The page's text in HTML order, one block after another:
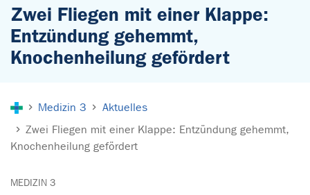
Zwei Fliegen mit einer Klappe:
Entzündung gehemmt,
Knochenheilung gefördert
Medizin 3
Aktuelles
Zwei Fliegen mit einer Klappe: Entzündung gehemmt,
Knochenheilung gefördert
MEDIZIN 3